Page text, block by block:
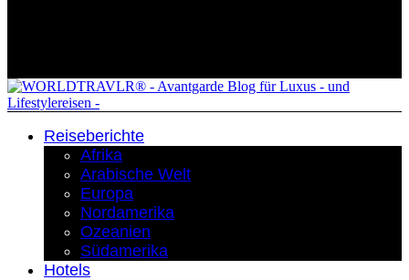
Reiseberichte
Afrika
Arabische Welt
Europa
Nordamerika
Ozeanien
Südamerika
Hotels